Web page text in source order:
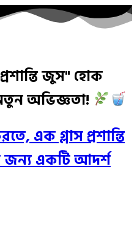
জুস" হোক
অভিজ্ঞতা!
এক গ্লাস প্রশান্তি
একটি আদর্শ